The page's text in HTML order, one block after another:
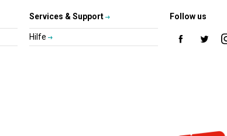
Services & Support
Hilfe
Follow us